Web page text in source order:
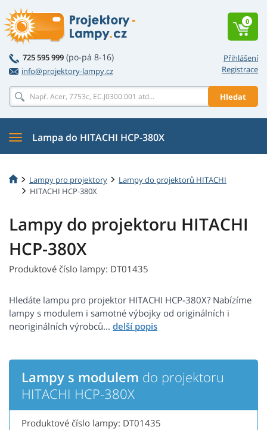
Přihlášení
Registrace
725 595 999 (po-pá 8-16)
info@projektory-lampy.cz
Hledat
0
Lampa do HITACHI HCP-380X
Lampy pro projektory
Lampy do projektorů HITACHI
HITACHI HCP-380X
Lampy do projektoru HITACHI
HCP-380X
Produktové číslo lampy: DT01435
Hledáte lampu pro projektor HITACHI HCP-380X? Nabízíme
lampy s modulem i samotné výbojky od originálních i
neoriginálních výrobců...
Lampy s modulem do projektoru
HITACHI HCP-380X
Produktové číslo lampy: DT01435